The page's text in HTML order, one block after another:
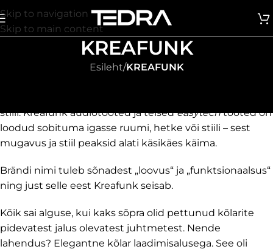
Skip to navigation
Skip to main content
KREAFUNK
Esileht/KREAFUNK
stiili. Kreafunk audiotooted ja teisedeasytechtooted on
loodud sobituma igasse ruumi, hetke või stiili – sest
mugavus ja stiil peaksid alati käsikäes käima.
Brändi nimi tuleb sõnadest „loovus“ ja „funktsionaalsus“
ning just selle eest Kreafunk seisab.
Kõik sai alguse, kui kaks sõpra olid pettunud kõlarite
pidevatest jalus olevatest juhtmetest. Nende
lahendus? Elegantne kõlar laadimisalusega. See oli